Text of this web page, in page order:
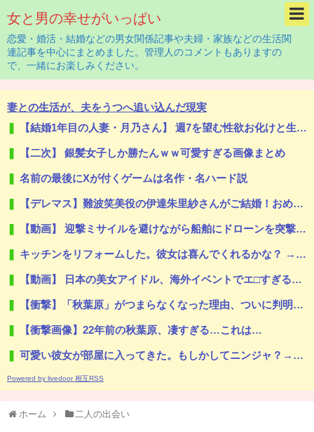
女と男の幸せがいっぱい
恋愛・婚活・結婚などの男女関係記事や夫婦・家族などの生活関
連記事を中心にまとめました。管理人のコメントもありますの
で、一緒にお楽しみください。
妻との生活が、夫をうつへ追い込んだ現実
【結婚1年目の人妻・月乃さん】 週7を望む性欲お化けと生中出しで満たされる濃厚な一日
【二次】 銀髪女子しか勝たんｗｗ可愛すぎる画像まとめ
名前の最後にXが付くゲームは名作・名ハード説
【デレマス】難波笑美役の伊達朱里紗さんがご結婚！おめでとうございます！
【動画】 迎撃ミサイルを避けながら船舶にドローンを突撃させるウクライナ。
キッチンをリフォームした。彼女は喜んでくれるかな？ → こんな態度です…
【動画】 日本の美女アイドル、海外イベントでエ□すぎる乳首ポロリしてしまうｗｗｗｗｗｗ
【衝撃】「秋葉原」がつまらなくなった理由、ついに判明！！これは…悲しすぎる…
【衝撃画像】22年前の秋葉原、凄すぎる…これは…
可愛い彼女が部屋に入ってきた。もしかしてニンジャ？→スタイリッシュな動きはこちらです…
Powered by livedoor 相互RSS
ホーム 二人の出会い